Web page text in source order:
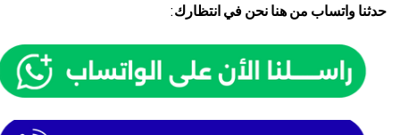
حدثنا واتساب من هنا نحن في انتظارك: